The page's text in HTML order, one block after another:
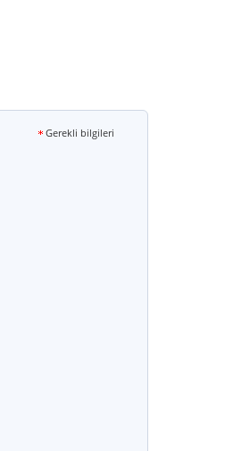
Gerekli bilgileri